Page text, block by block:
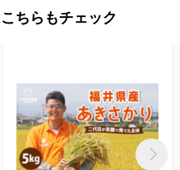
子メールの配信やパンフレッ
ちらもチェック